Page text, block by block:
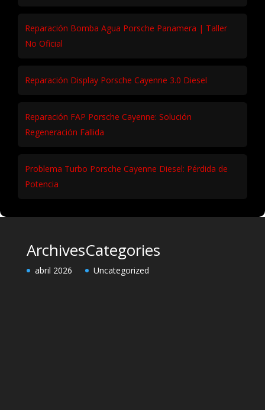
Reparación Bomba Agua Porsche Panamera | Taller
No Oficial
Reparación Display Porsche Cayenne 3.0 Diesel
Reparación FAP Porsche Cayenne: Solución
Regeneración Fallida
Problema Turbo Porsche Cayenne Diesel: Pérdida de
Potencia
Archives
abril 2026
Categories
Uncategorized